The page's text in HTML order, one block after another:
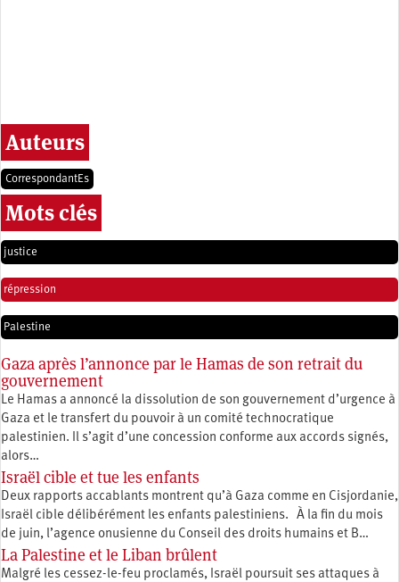
Auteurs
CorrespondantEs
Mots clés
justice
répression
Palestine
Gaza après l’annonce par le Hamas de son retrait du
gouvernement
Le Hamas a annoncé la dissolution de son gouvernement d’urgence à
Gaza et le transfert du pouvoir à un comité technocratique
palestinien. Il s’agit d’une concession conforme aux accords signés,
alors…
Israël cible et tue les enfants
Deux rapports accablants montrent qu’à Gaza comme en Cisjordanie,
Israël cible délibérément les enfants palestiniens. À la fin du mois
de juin, l’agence onusienne du Conseil des droits humains et B…
La Palestine et le Liban brûlent
Malgré les cessez-le-feu proclamés, Israël poursuit ses attaques à